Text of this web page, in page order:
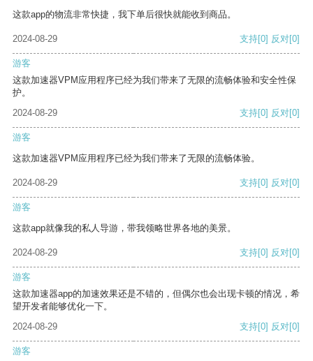
这款app的物流非常快捷，我下单后很快就能收到商品。
2024-08-29 支持[0] 反对[0]
游客
这款加速器VPM应用程序已经为我们带来了无限的流畅体验和安全性保
护。
2024-08-29
支持[0] 反对[0]
游客
这款加速器VPM应用程序已经为我们带来了无限的流畅体验。
2024-08-29 支持[0] 反对[0]
游客
这款app就像我的私人导游，带我领略世界各地的美景。
2024-08-29 支持[0] 反对[0]
游客
这款加速器app的加速效果还是不错的，但偶尔也会出现卡顿的情况，希
望开发者能够优化一下。
2024-08-29
支持[0] 反对[0]
游客